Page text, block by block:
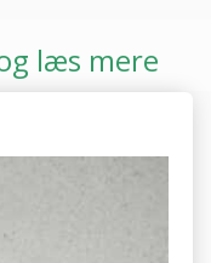
læs mere